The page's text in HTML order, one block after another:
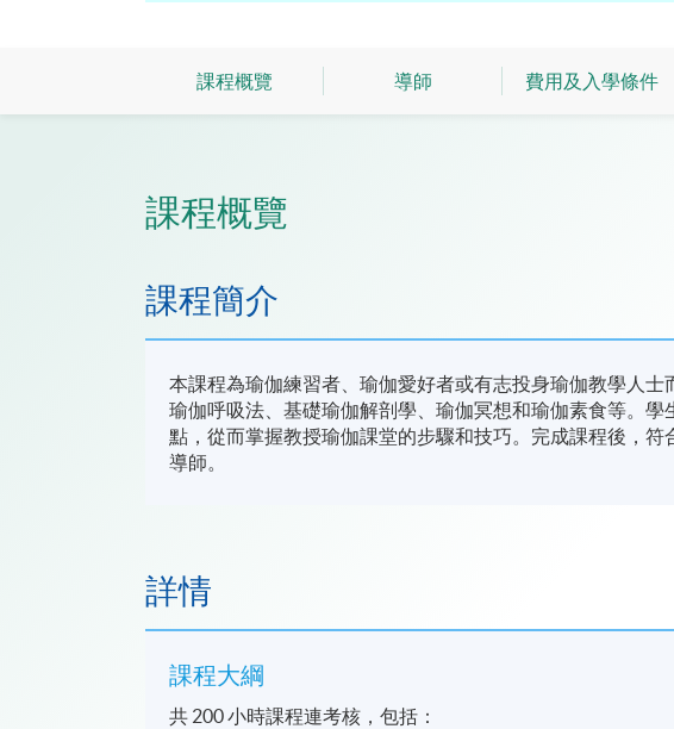
課程概覽 導師 費用及入學條件
課程概覽
課程簡介
本課程為瑜伽練習者、瑜伽愛好者或有志投身瑜伽教學人士
瑜伽呼吸法、基礎瑜伽解剖學、瑜伽冥想和瑜伽素食等。
點，從而掌握教授瑜伽課堂的步驟和技巧。完成課程後，符
導師。
詳情
課程大綱
共 200 小時課程連考核，包括：